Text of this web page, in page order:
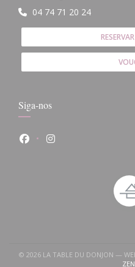
04 74 71 20 24
Siga-nos
Facebook ((abre numa
Instagram ((abre
© 2026 LA TABLE DU DONJON —